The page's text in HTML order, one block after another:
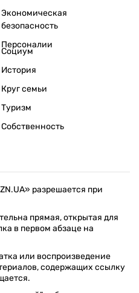
Экономическая
безопасность
Персоналии
Социум
История
Круг семьи
Туризм
Собственность
разрешается при
прямая, открытая для
в первом абзаце на
или воспроизведение
содержащих ссылку